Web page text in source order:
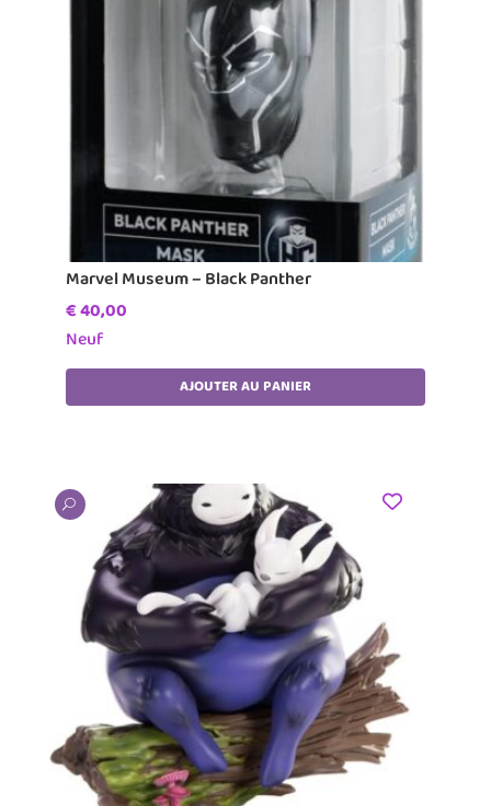
Marvel Museum – Black Panther
€40,00
Neuf
AJOUTER AU PANIER
U